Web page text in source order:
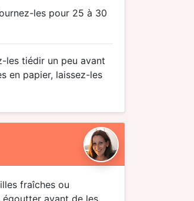
les pour 25 à 30
les tiédir un peu avant
en papier, laissez-les
fraîches ou